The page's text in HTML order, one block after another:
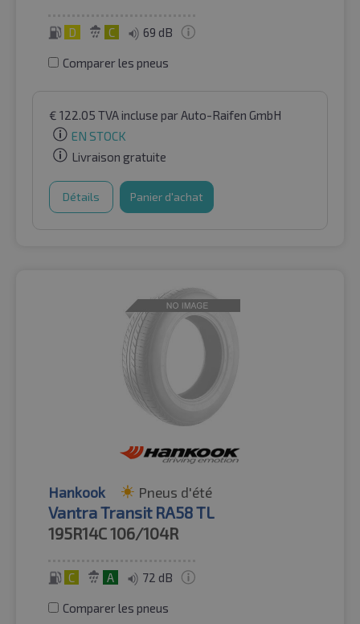
D C 69 dB
Comparer les pneus
€ 122.05 TVA incluse par Auto-Raifen GmbH
EN STOCK
Livraison gratuite
Détails Panier d'achat
Hankook Pneus d'été
Vantra Transit RA58 TL
195R14C106/104R
C A 72 dB
Comparer les pneus